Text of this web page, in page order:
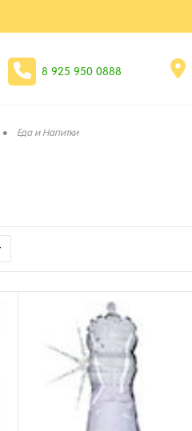
8 925 950 0888
• Еда и Напитки